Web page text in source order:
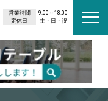
営業時間
9:00～18:00
定休日
土・日・祝